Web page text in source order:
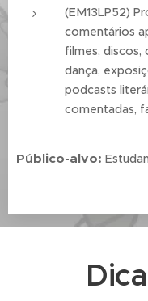
(EM13LP52)
comentários
filmes,
dança,
podcasts
comentadas,
Público-alvo: